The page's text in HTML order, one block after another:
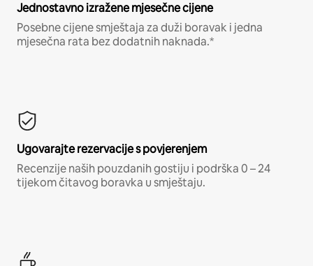
Jednostavno izražene mjesečne cijene
Posebne cijene smještaja za duži boravak i jedna
mjesečna rata bez dodatnih naknada.*
Ugovarajte rezervacije s povjerenjem
Recenzije naših pouzdanih gostiju i podrška 0 – 24
tijekom čitavog boravka u smještaju.